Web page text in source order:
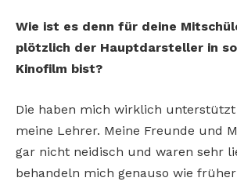
Wie ist es denn für deine
plötzlich der Hauptdarsteller in
Kinofilm bist?
Die haben mich wirklich
meine Lehrer. Meine Freunde und
gar nicht neidisch und waren sehr
behandeln mich genauso wie